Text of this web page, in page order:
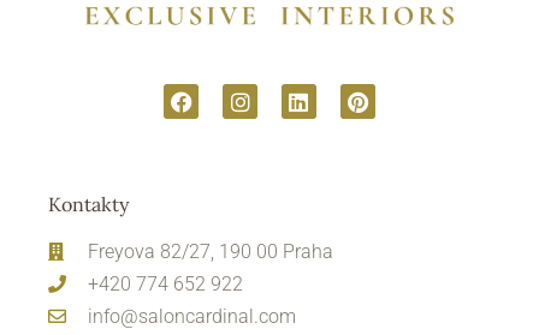
Kontakty
Freyova 82/27, 190 00 Praha
+420 774 652 922
info@saloncardinal.com